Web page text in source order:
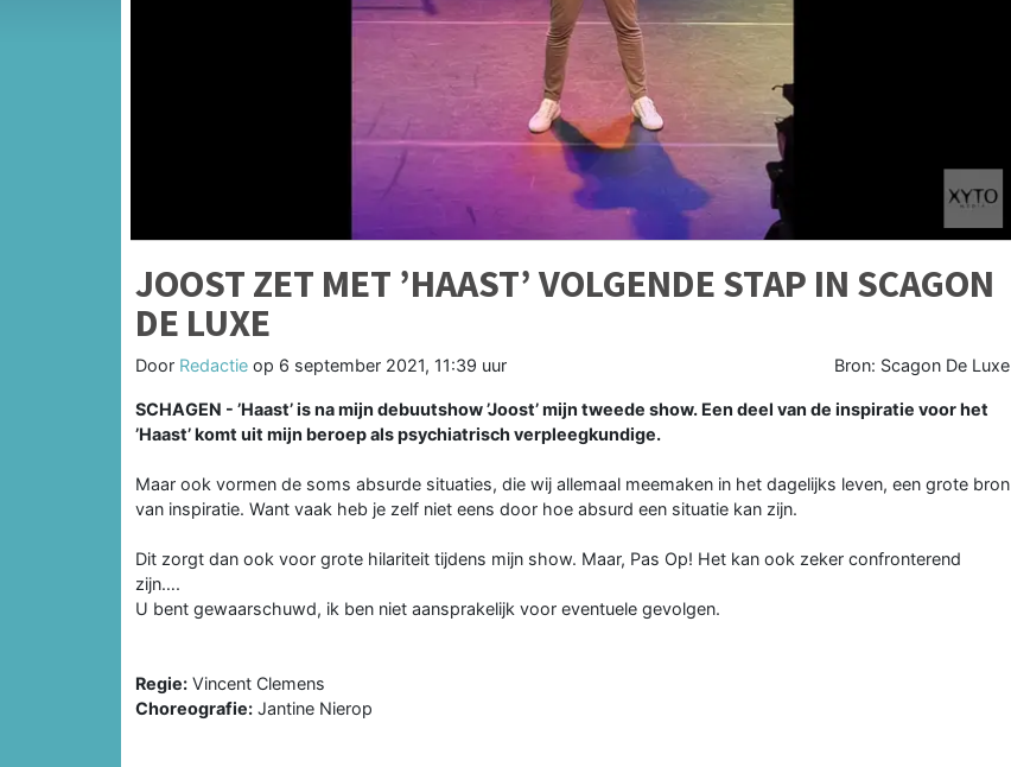
JOOST ZET MET ’HAAST’ VOLGENDE STAP IN SCAGON
DE LUXE
Door Redactie op 6 september 2021, 11:39 uur Bron: Scagon De Luxe
SCHAGEN - ’Haast’ is na mijn debuutshow ’Joost’ mijn tweede show. Een deel van de inspiratie voor het
’Haast’ komt uit mijn beroep als psychiatrisch verpleegkundige.
Maar ook vormen de soms absurde situaties, die wij allemaal meemaken in het dagelijks leven, een grote bron
van inspiratie. Want vaak heb je zelf niet eens door hoe absurd een situatie kan zijn.
Dit zorgt dan ook voor grote hilariteit tijdens mijn show. Maar, Pas Op! Het kan ook zeker confronterend
zijn….
U bent gewaarschuwd, ik ben niet aansprakelijk voor eventuele gevolgen.
Regie: Vincent Clemens
Choreografie: Jantine Nierop